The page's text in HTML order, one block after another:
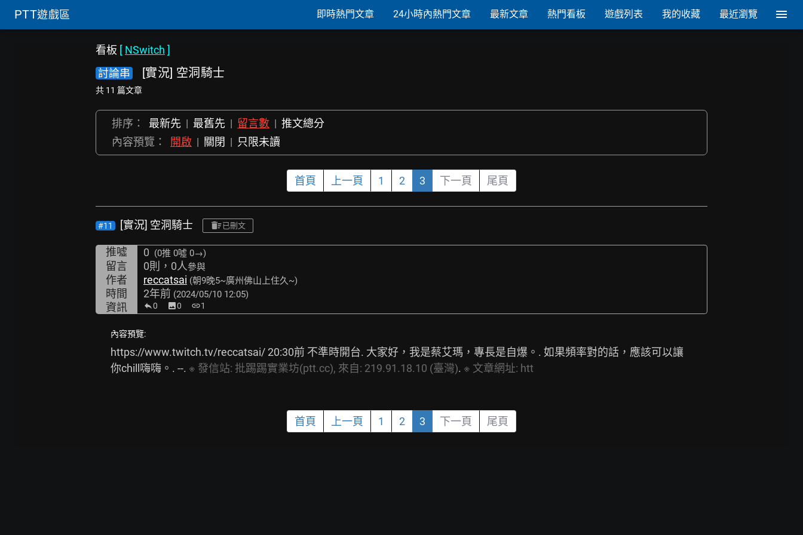
PTT遊戲區 即時熱門文章 24小時內熱門文章 最新文章 熱門看板 遊戲列表 我的收藏 最近瀏覽
看板 [ NSwitch ]
討論串
[實況] 空洞騎士
共 11 篇文章
排序： 最新先 | 最舊先 | 留言數 | 推文總分
內容預覽：
開啟 | 關閉 | 只限未讀
首頁 上一頁 1 2 3 下一頁 尾頁
#11 [實況] 空洞騎士 已刪文
推噓 0 (0推 0噓 0→)
留言 0則，0人參與
作者 reccatsai (朝9晚5~廣州佛山上住久~)
時間 2年前 (2024/05/10 12:05)
資訊 0 image0 link1
內容預覽:
https://www.twitch.tv/reccatsai/ 20:30前 不準時開台. 大家好，我是蔡艾瑪，專長是自爆。. 如果頻率對的話，應該可以讓
你chill嗨嗨。. --. ※ 發信站: 批踢踢實業坊(ptt.cc), 來自: 219.91.18.10 (臺灣). ※ 文章網址: htt
首頁 上一頁 1 2 3 下一頁 尾頁